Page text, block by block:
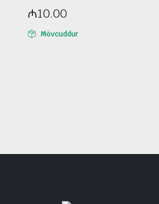
₼10.00
Mövcuddur